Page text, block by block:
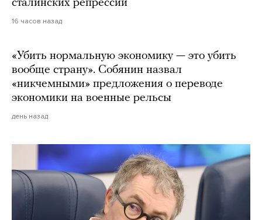
сталинских репрессий
16 часов назад
«Убить нормальную экономику — это убить
вообще страну». Собянин назвал
«никчемными» предложения о переводе
экономики на военные рельсы
день назад